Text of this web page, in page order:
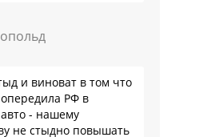
и виноват в том что
РФ в
- нашему
не стыдно повышать